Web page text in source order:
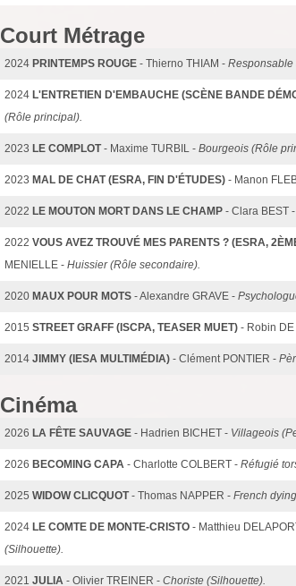
Court Métrage
2024 PRINTEMPS ROUGE - Thierno THIAM - Responsable
2024 L'ENTRETIEN D'EMBAUCHE (SCÈNE BANDE
(Rôle principal).
2023 LE COMPLOT - Maxime TURBIL - Bourgeois (Rôle
2023 MAL DE CHAT (ESRA, FIN D'ÉTUDES) - Manon
2022 LE MOUTON MORT DANS LE CHAMP - Clara BEST -
2022 VOUS AVEZ TROUVÉ MES PARENTS ? (ESRA,
MENIELLE - Huissier (Rôle secondaire).
2020 MAUX POUR MOTS - Alexandre GRAVE -
2015 STREET GRAFF (ISCPA, TEASER MUET) - Robin DE
2014 JIMMY (IESA MULTIMÉDIA) - Clément PONTIER -
Cinéma
2026 LA FÊTE SAUVAGE - Hadrien BICHET - Villageois
2026 BECOMING CAPA - Charlotte COLBERT - Réfugié
2025 WIDOW CLICQUOT - Thomas NAPPER - French
2024 LE COMTE DE MONTE-CRISTO - Matthieu
(Silhouette).
2021 JULIA - Olivier TREINER - Choriste (Silhouette).